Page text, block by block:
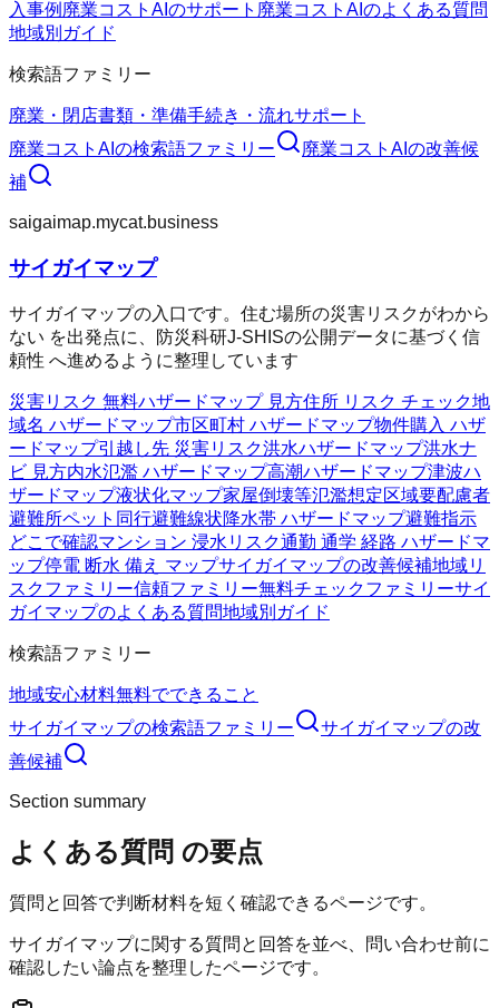
入事例 廃業コストAIのサポート 廃業コストAIのよくある質問
地域別ガイド
検索語ファミリー
廃業・閉店書類・準備手続き・流れサポート
廃業コストAI の検索語ファミリー 廃業コストAI の改善候
補
saigaimap.mycat.business
サイガイマップ
サイガイマップの入口です。住む場所の災害リスクがわから
ない を出発点に、防災科研J-SHISの公開データに基づく信
頼性 へ進めるように整理しています
災害リスク 無料ハザードマップ 見方住所 リスク チェック地
域名 ハザードマップ市区町村 ハザードマップ物件購入 ハザ
ードマップ引越し先 災害リスク洪水ハザードマップ洪水ナ
ビ 見方内水氾濫 ハザードマップ高潮ハザードマップ津波ハ
ザードマップ液状化マップ家屋倒壊等氾濫想定区域要配慮者
避難所ペット同行避難線状降水帯 ハザードマップ避難指示
どこで確認マンション 浸水リスク通勤 通学 経路 ハザードマ
ップ停電 断水 備え マップサイガイマップの改善候補地域リ
スクファミリー信頼ファミリー無料チェックファミリーサイ
ガイマップのよくある質問地域別ガイド
検索語ファミリー
地域安心材料無料でできること
サイガイマップの検索語ファミリー サイガイマップの改
善候補
Section summary
よくある質問 の要点
質問と回答で判断材料を短く確認できるページです。
サイガイマップに関する質問と回答を並べ、問い合わせ前に
確認したい論点を整理したページです。